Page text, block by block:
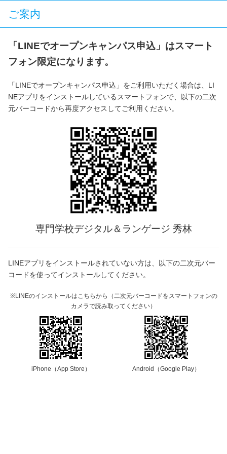
ご案内
「LINEでオープンキャンパス申込」はスマート
フォン限定になります。
「LINEでオープンキャンパス申込」をご利用いただく場合は、LI
NEアプリをインストールしているスマートフォンで、以下の二次
元バーコードから再度アクセスしてご利用ください。
専門学校デジタル＆ランゲージ 秀林
LINEアプリをインストールされていない方は、以下の二次元バー
コードを使ってインストールしてください。
※LINEのインストールはこちらから（二次元バーコードをスマートフォンの
カメラで読み取ってください）
iPhone（App Store） Android（Google Play）